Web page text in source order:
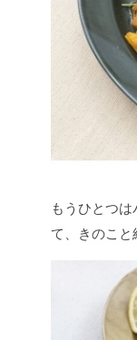
もうひとつ
て、きのこと